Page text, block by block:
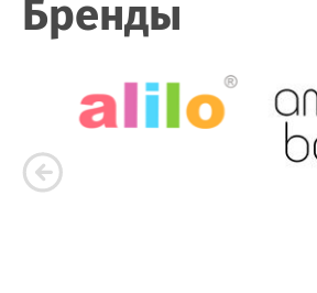
Бренды